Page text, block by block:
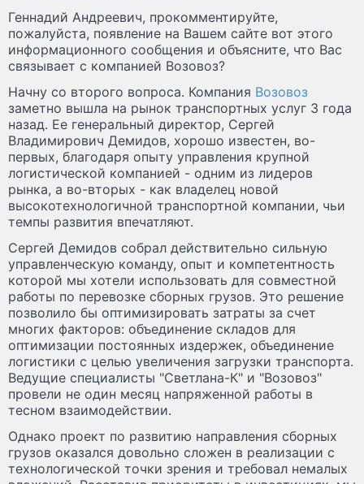
Геннадий Андреевич, прокомментируйте,
пожалуйста, появление на Вашем сайте вот этого
информационного сообщения и объясните, что Вас
связывает с компанией Возовоз?
Начну со второго вопроса. Компания Возовоз
заметно вышла на рынок транспортных услуг 3 года
назад. Ее генеральный директор, Сергей
Владимирович Демидов, хорошо известен, во-
первых, благодаря опыту управления крупной
логистической компанией - одним из лидеров
рынка, а во-вторых - как владелец новой
высокотехнологичной транспортной компании, чьи
темпы развития впечатляют.
Сергей Демидов собрал действительно сильную
управленческую команду, опыт и компетентность
которой мы хотели использовать для совместной
работы по перевозке сборных грузов. Это решение
позволило бы оптимизировать затраты за счет
многих факторов: объединение складов для
оптимизации постоянных издержек, объединение
логистики с целью увеличения загрузки транспорта.
Ведущие специалисты "Светлана-К" и "Возовоз"
провели не один месяц напряженной работы в
тесном взаимодействии.
Однако проект по развитию направления сборных
грузов оказался довольно сложен в реализации с
технологической точки зрения и требовал немалых